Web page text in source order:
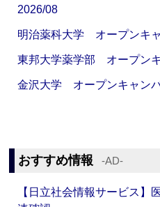
2026/08
明治薬科大学 オープンキ
東邦大学薬学部 オープン
金沢大学 オープンキャン
おすすめ情報 ‐AD‐
【日立社会情報サービス】